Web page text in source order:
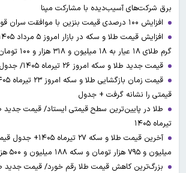
برق شرکت‌های آسیب‌دیده با مشارکت مپنا
افزایش ۱۰۰ درصدی قیمت بنزین با موافقت سران قوا
گرم طلای ۱۸ عیار به ۱۸ میلیون و ۳۱۸ هزار و ۱۰۰ تومان رسید
قیمت جدید طلا و سکه امروز ۲۶ تیرماه ۱۴۰۵/ جدول
قیمتی را نشانه گرفت + جدول
تیرماه ۱۴۰۵
میلیون و ۷۹۵ هزار تومان و سکه ۱۸۸ میلیون و ۵۰۰ هزار تومان شد